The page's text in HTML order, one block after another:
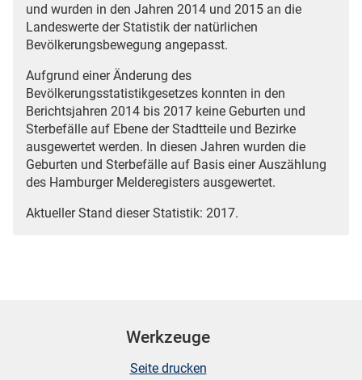
und wurden in den Jahren 2014 und 2015 an die
Landeswerte der Statistik der natürlichen
Bevölkerungsbewegung angepasst.
Aufgrund einer Änderung des
Bevölkerungsstatistikgesetzes konnten in den
Berichtsjahren 2014 bis 2017 keine Geburten und
Sterbefälle auf Ebene der Stadtteile und Bezirke
ausgewertet werden. In diesen Jahren wurden die
Geburten und Sterbefälle auf Basis einer Auszählung
des Hamburger Melderegisters ausgewertet.
Aktueller Stand dieser Statistik: 2017.
Werkzeuge
Seite drucken